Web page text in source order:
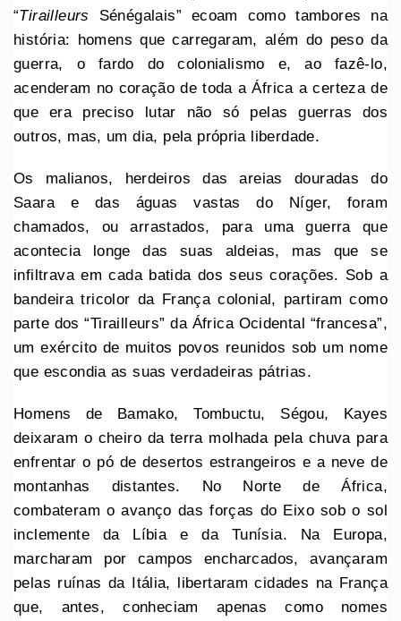
“Tirailleurs Sénégalais” ecoam como tambores na
história: homens que carregaram, além do peso da
guerra, o fardo do colonialismo e, ao fazê-lo,
acenderam no coração de toda a África a certeza de
que era preciso lutar não só pelas guerras dos
outros, mas, um dia, pela própria liberdade.
Os malianos, herdeiros das areias douradas do
Saara e das águas vastas do Níger, foram
chamados, ou arrastados, para uma guerra que
acontecia longe das suas aldeias, mas que se
infiltrava em cada batida dos seus corações. Sob a
bandeira tricolor da França colonial, partiram como
parte dos “Tirailleurs” da África Ocidental “francesa”,
um exército de muitos povos reunidos sob um nome
que escondia as suas verdadeiras pátrias.
Homens de Bamako, Tombuctu, Ségou, Kayes
deixaram o cheiro da terra molhada pela chuva para
enfrentar o pó de desertos estrangeiros e a neve de
montanhas distantes. No Norte de África,
combateram o avanço das forças do Eixo sob o sol
inclemente da Líbia e da Tunísia. Na Europa,
marcharam por campos encharcados, avançaram
pelas ruínas da Itália, libertaram cidades na França
que, antes, conheciam apenas como nomes